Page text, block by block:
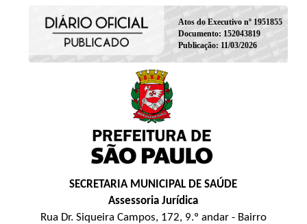
Atos do Executivo nº 1951855
Documento: 152043819
Publicação: 11/03/2026
SECRETARIA MUNICIPAL DE SAÚDE
Assessoria Jurídica
Rua Dr. Siqueira Campos, 172, 9.º andar - Bairro